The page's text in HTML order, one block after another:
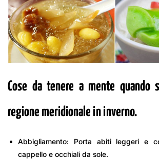
Cose da tenere a mente quando
regione meridionale in inverno.
Abbigliamento: Porta abiti leggeri e
cappello e occhiali da sole.